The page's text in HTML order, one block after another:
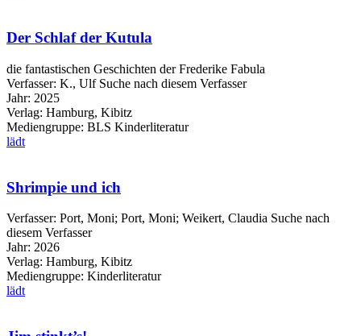
Der Schlaf der Kutula
die fantastischen Geschichten der Frederike Fabula
Verfasser: K., Ulf Suche nach diesem Verfasser
Jahr: 2025
Verlag: Hamburg, Kibitz
Mediengruppe: BLS Kinderliteratur
lädt
Shrimpie und ich
Verfasser: Port, Moni; Port, Moni; Weikert, Claudia Suche nach
diesem Verfasser
Jahr: 2026
Verlag: Hamburg, Kibitz
Mediengruppe: Kinderliteratur
lädt